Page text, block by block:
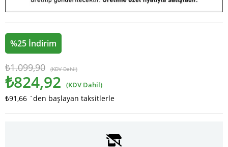
%25 İndirim
₺1.099,90 (KDV Dahil)
₺824,92 (KDV Dahil)
₺91,66 `den başlayan taksitlerle